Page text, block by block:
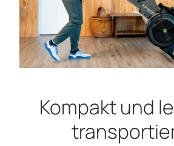
Kompakt und